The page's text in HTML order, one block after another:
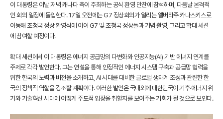
이 대통령은 이날 저녁 캐나다 측이 주최하는 공식 환영 만찬에 참석하며, 다음날 본격적
인 회의 일정에 돌입한다. 17일 오전에는 G7 정상회의가 열리는 앨버타주 카나스키스로
이동해 초청국 정상 환영식에 이어 G7 및 초청국 정상들과 기념 촬영, 그리고 확대 세션
에 참여할 예정이다.
확대 세션에서 이 대통령은 에너지 공급망의 다변화와 인공지능(AI) 기반 에너지 연계를
주제로 각각 발언한다. 그는 연설을 통해 안정적인 에너지 시스템 구축과 공급망 협력을
위한 한국의 노력과 비전을 소개하고, AI 시대를 대비한 글로벌 생태계 조성과 관련한 한
국의 정책적 역할을 강조할 계획이다. 이러한 발언은 국내외에 대한민국이 기후·에너지 위
기와 기술혁신 시대에 어떻게 주도적 입장을 취할지를 보여주는 기회가 될 것으로 보인다.